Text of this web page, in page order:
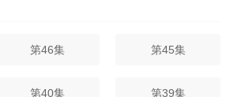
第46集 第45集
第40集 第39集